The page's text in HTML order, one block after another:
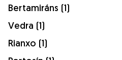
Bertamiráns (1)
Vedra (1)
Rianxo (1)